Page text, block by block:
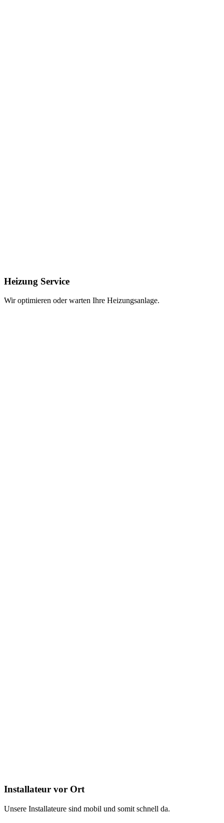
Heizung Service
Wir optimieren oder warten Ihre Heizungsanlage.
Installateur vor Ort
Unsere Installateure sind mobil und somit schnell da.